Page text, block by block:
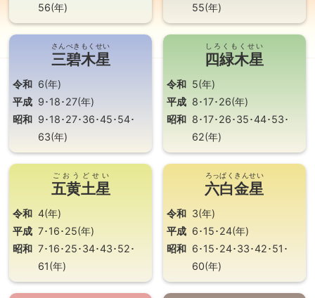
56(年)
55(年)
三碧木星
さんぺきもくせい
令和 6(年)
平成 9･18･27(年)
昭和 9･18･27･36･45･54･
63(年)
四緑木星
しろくもくせい
令和 5(年)
平成 8･17･26(年)
昭和 8･17･26･35･44･53･
62(年)
五黄土星
ごおうどせい
令和 4(年)
平成 7･16･25(年)
昭和 7･16･25･34･43･52･
61(年)
六白金星
ろっぱくきんせい
令和 3(年)
平成 6･15･24(年)
昭和 6･15･24･33･42･51･
60(年)